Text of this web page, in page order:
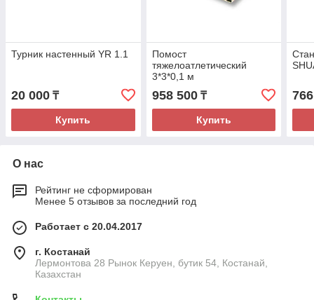
Турник настенный YR 1.1
20 000 ₸
Купить
Помост
тяжелоатлетический
3*3*0,1 м
958 500₸
Купить
О нас
Рейтинг не сформирован
Менее 5 отзывов за последний год
Работает с 20.04.2017
г. Костанай
Лермонтова 28 Рынок Керуен, бутик 54, Костанай,
Казахстан